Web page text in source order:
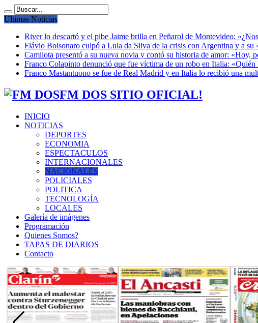
Ultimas Noticias
River lo descartó y el pibe Jaime brilla en Peñarol de Montevideo:
Flávio Bolsonaro culpó a Lula da Silva de la crisis con Argentina y a
Camilota presentó a su nueva novia y contó su historia de amor: «Hoy,
Franco Colapinto denunció que fue víctima de un robo en Italia:
Franco Mastantuono se fue de Real Madrid y en Italia lo recibió una
FM DOS SITIO OFICIAL!
INICIO
NOTICIAS
DEPORTES
ECONOMIA
ESPECTACULOS
INTERNACIONALES
NACIONALES
POLICIALES
POLITICA
TECNOLOGÍA
LOCALES
Galería de imágenes
Programación
Quienes Somos?
TAPAS DE DIARIOS
Contacto